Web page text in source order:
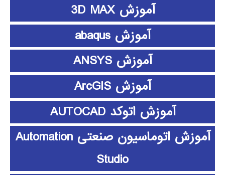
آموزش 3D MAX
آموزش abaqus
آموزش ANSYS
آموزش ArcGIS
آموزش اتوکد AUTOCAD
آموزش اتوماسیون صنعتی Automation
Studio